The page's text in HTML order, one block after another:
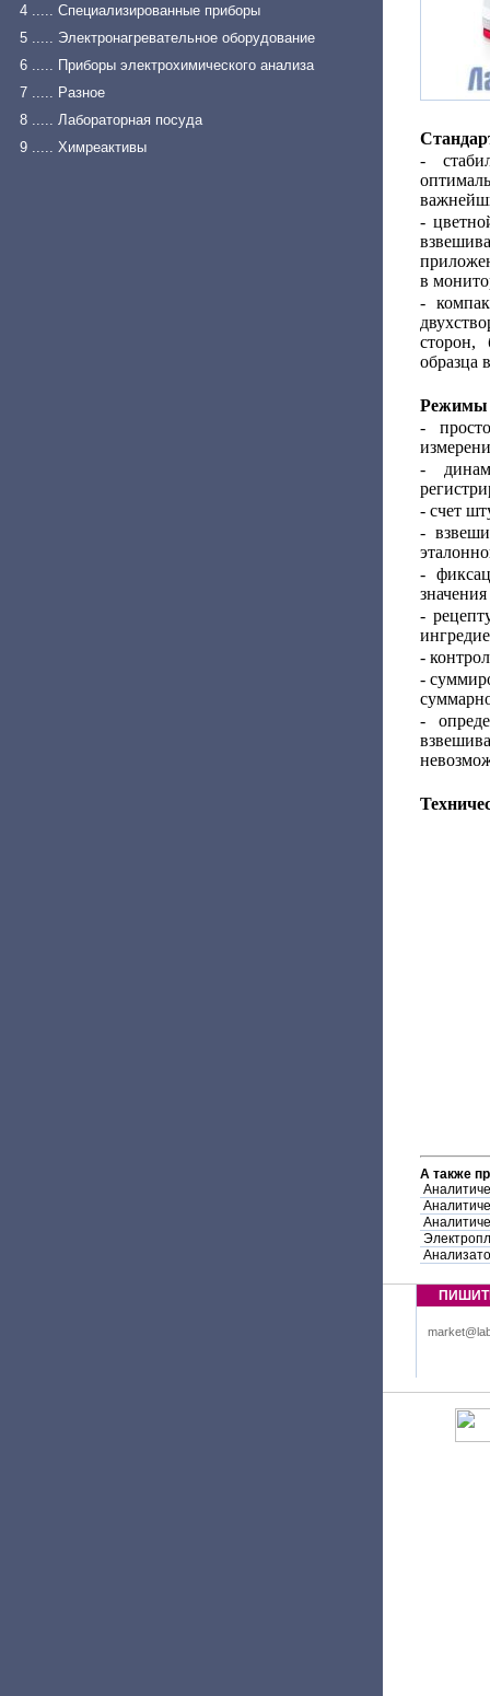
4 ..... Специализированные приборы
5 ..... Электронагревательное оборудование
6 ..... Приборы электрохимического анализа
7 ..... Разное
8 ..... Лабораторная посуда
9 ..... Химреактивы
-
-
в
-
сторон,
образца
Режимы
-
-
- счет
-
-
-
-
-
-
А также